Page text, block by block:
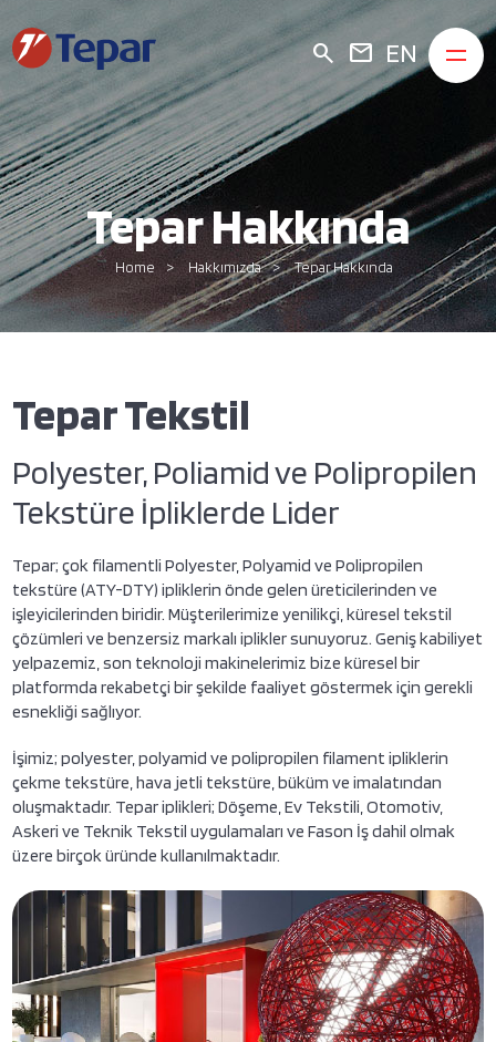
search mail EN
Tepar Hakkında
Home Hakkımızda Tepar Hakkında
Tepar Tekstil
Polyester, Poliamid ve Polipropilen
Tekstüre İpliklerde Lider
Tepar; çok filamentli Polyester, Polyamid ve Polipropilen
tekstüre (ATY-DTY) ipliklerin önde gelen üreticilerinden ve
işleyicilerinden biridir. Müşterilerimize yenilikçi, küresel tekstil
çözümleri ve benzersiz markalı iplikler sunuyoruz. Geniş kabiliyet
yelpazemiz, son teknoloji makinelerimiz bize küresel bir
platformda rekabetçi bir şekilde faaliyet göstermek için gerekli
esnekliği sağlıyor.
İşimiz; polyester, polyamid ve polipropilen filament ipliklerin
çekme tekstüre, hava jetli tekstüre, büküm ve imalatından
oluşmaktadır. Tepar iplikleri; Döşeme, Ev Tekstili, Otomotiv,
Askeri ve Teknik Tekstil uygulamaları ve Fason İş dahil olmak
üzere birçok üründe kullanılmaktadır.